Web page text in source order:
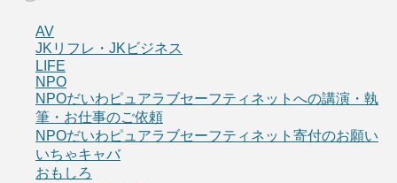
AV
JKリフレ・JKビジネス
LIFE
NPO
NPOだいわピュアラブセーフティネットへの講演・執
筆・お仕事のご依頼
NPOだいわピュアラブセーフティネット寄付のお願い
いちゃキャバ
おもしろ